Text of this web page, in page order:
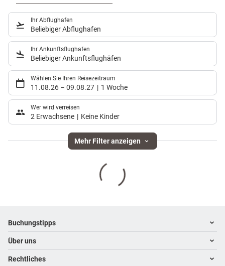
Ihr Abflughafen
Beliebiger Abflughafen
Ihr Ankunftsflughafen
Beliebiger Ankunftsflughäfen
Wählen Sie Ihren Reisezeitraum
11.08.26 – 09.08.27 1 Woche
Wer wird verreisen
2 Erwachsene Keine Kinder
Mehr Filter anzeigen
Footer navigation
Buchungstipps
Warum im Reisebüro buchen
Hoteltipps
Über uns
Kontakt
Rechtliches